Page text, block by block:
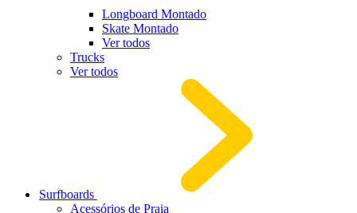
Longboard Montado
Skate Montado
Ver todos
Trucks
Ver todos
Surfboards
Acessórios de Praia